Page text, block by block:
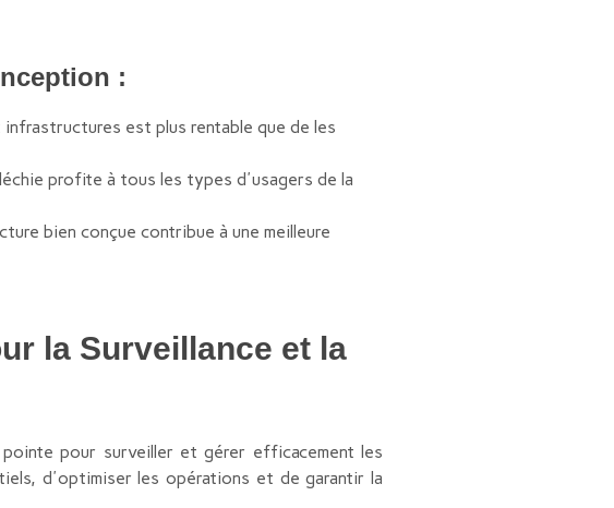
:
est plus rentable que de les
profite à tous les types d'usagers de la
bien conçue contribue à une meilleure
la Surveillance et la
pour surveiller et gérer efficacement les
d'optimiser les opérations et de garantir la